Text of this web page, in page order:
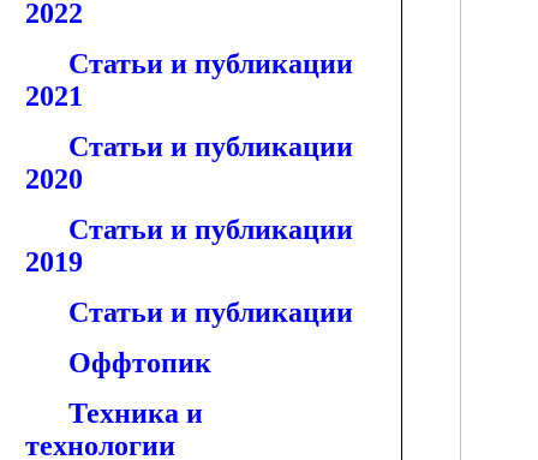
2022
Статьи и публикации
2021
Статьи и публикации
2020
Статьи и публикации
2019
Статьи и публикации
Оффтопик
Техника и
технологии